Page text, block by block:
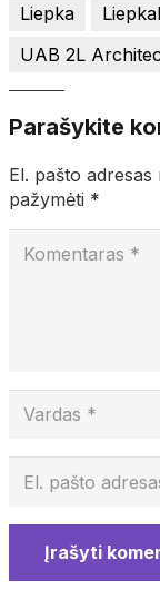
Liepka
UAB 2L
Parašykite
El. pašto adresas
pažymėti *
Įrašyti